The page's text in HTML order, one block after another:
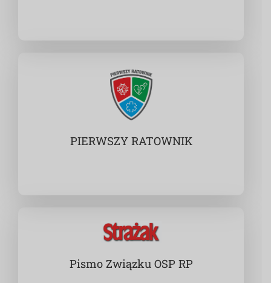
PIERWSZY RATOWNIK
Pismo Związku OSP RP